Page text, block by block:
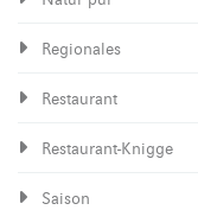
Regionales
Restaurant
Restaurant-Knigge
Saison